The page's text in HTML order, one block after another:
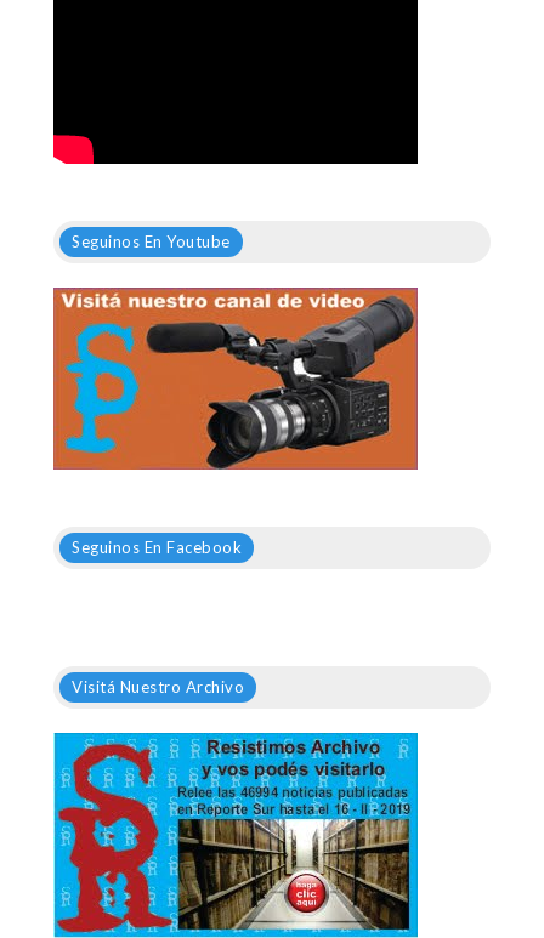
Seguinos En Youtube
Seguinos En Facebook
Visitá Nuestro Archivo